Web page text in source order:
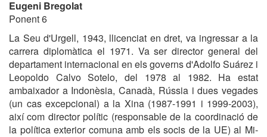
Eugeni Bregolat
Ponent 6
La Seu d'Urgell, 1943, llicenciat en dret, va ingressar a la
carre­ra diplomàtica el 1971. Va ser director general del
departament internacional en els governs d'Adolfo Suárez i
Leopoldo Calvo So­telo, del 1978 al 1982. Ha estat
ambaixador a Indonèsia, Canadà, Rússia i dues vegades
(un cas excepcional) a la Xina (1987-1991 i 1999-2003),
així com director polític (responsable de la coordi­nació de
la política exterior comuna amb els socis de la UE) al Mi­